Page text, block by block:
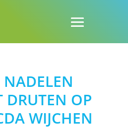
DRUTEN OP
WIJCHEN